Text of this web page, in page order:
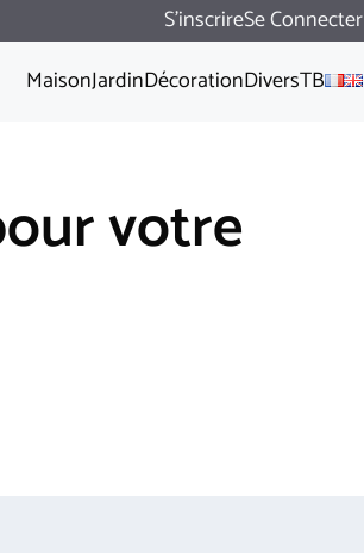
S'inscrireSe Connecter
MaisonJardinDécorationDiversTB
votre